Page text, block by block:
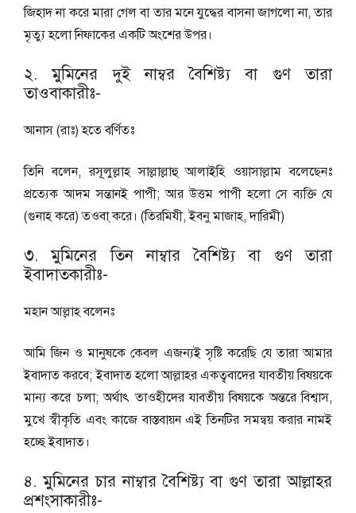
জিহাদ না করে মারা গেল বা তার মনে যুদ্ধের বাসনা জাগলো না, তার
মৃত্যু হলো নিফাকের একটি অংশের উপর।
২. মুমিনের দুই নাম্বর বৈশিষ্ট্য বা গুণ তারা
তাওবাকারীঃ-
আনাস (রাঃ) হতে বর্ণিতঃ
তিনি বলেন, রসূলুল্লাহ সাল্লাল্লাহু আলাইহি ওয়াসাল্লাম বলেছেনঃ
প্রত্যেক আদম সন্তানই পাপী; আর উত্তম পাপী হলো সে ব্যক্তি যে
(গুনাহ করে) তওবা্ করে। (তিরমিযী, ইবনু মাজাহ, দারিমী)
৩. মুমিনের তিন নাম্বার বৈশিষ্ট্য বা গুণ তারা
ইবাদাতকারীঃ-
মহান আল্লাহ বলেনঃ
আমি জিন ও মানুষকে কেবল এজন্যই সৃষ্টি করেছি যে তারা আমার
ইবাদাত করবে; ইবাদাত হলো আল্লাহর একত্ববাদের যাবতীয় বিষয়কে
মান্য করে চলা; অর্থাৎ তাওহীদের যাবতীয় বিষয়কে অন্তরে বিশ্বাস,
মুখে স্বীকৃতি এবং কাজে বাস্তবায়ন এই তিনটির সমন্বয় করার নামই
হচ্ছে ইবাদাত।
৪. মুমিনের চার নাম্বার বৈশিষ্ট্য বা গুণ তারা আল্লাহর
প্রশংসাকারীঃ-